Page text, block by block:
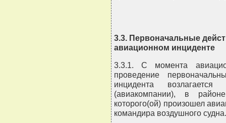
3.3. Первоначальные
авиационном инциденте
3.3.1. С момента
проведение
инцидента возлагается
(авиакомпании), в
которого(ой) произошел
командира воздушного судна.